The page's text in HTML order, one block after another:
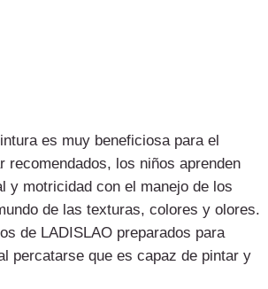
es muy beneficiosa para el
los niños aprenden
y motricidad con el manejo de los
de las texturas, colores y olores.
de LADISLAO preparados para
percatarse que es capaz de pintar y